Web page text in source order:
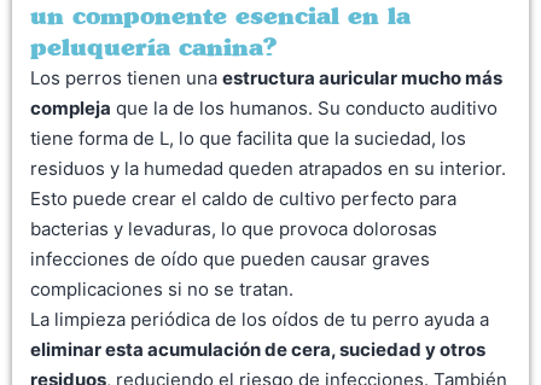
un componente esencial en la
peluquería canina?
Los perros tienen una estructura auricular mucho más
compleja que la de los humanos. Su conducto auditivo
tiene forma de L, lo que facilita que la suciedad, los
residuos y la humedad queden atrapados en su interior.
Esto puede crear el caldo de cultivo perfecto para
bacterias y levaduras, lo que provoca dolorosas
infecciones de oído que pueden causar graves
complicaciones si no se tratan.
La limpieza periódica de los oídos de tu perro ayuda a
eliminar esta acumulación de cera, suciedad y otros
residuos, reduciendo el riesgo de infecciones. También